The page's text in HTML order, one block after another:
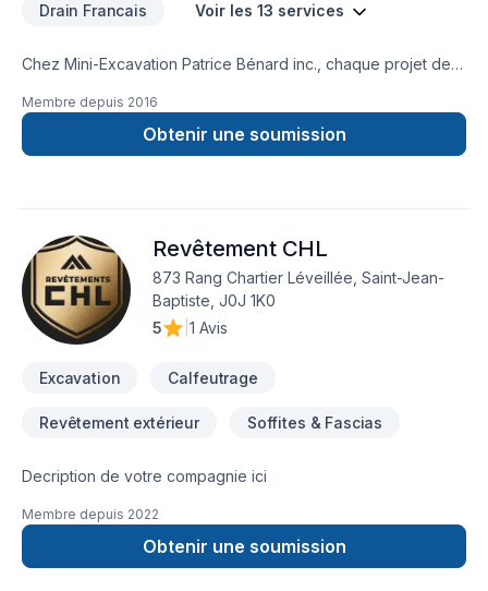
Drain Francais Voir les 13 services
Chez Mini-Excavation Patrice Bénard inc., chaque projet de
Muret, Pavage, Pavé uni, Paysagement, Tourbe, Transport
est l'occasion de démontrer notre engagement envers la
qualité et la satisfaction client à Eastern
Transformons ensemble vos idées en réalité. Contactez-nous
dès maintenant.
Membre depuis 2016
Obtenir une soumission
Revêtement CHL
873 Rang Chartier Léveillée, Saint-Jean-
Baptiste, J0J 1K0
5
1 Avis
Excavation Calfeutrage
Revêtement extérieur Soffites & Fascias
Decription de votre compagnie ici
Membre depuis 2022
Obtenir une soumission